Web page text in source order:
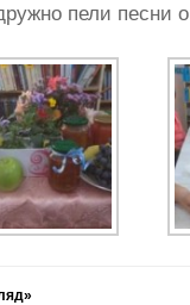
пели песни